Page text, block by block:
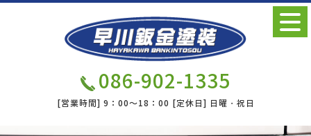
086-902-1335
[営業時間] 9：00～18：00 [定休日] 日曜・祝日